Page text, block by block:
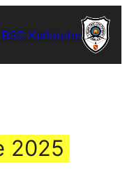
BSC Karlsruhe
2025